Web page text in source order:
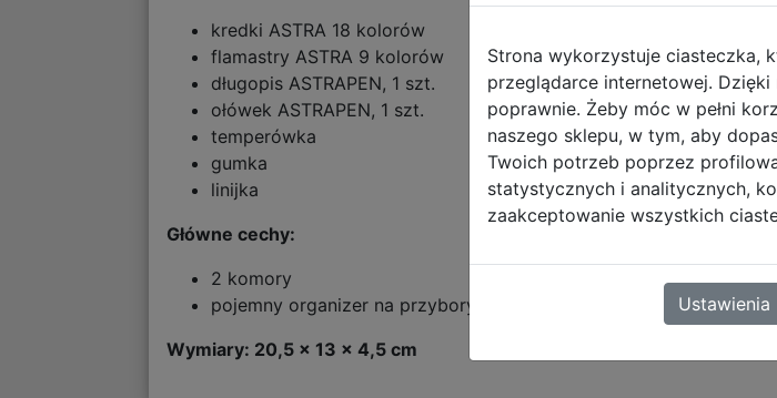
kredki ASTRA 18 kolorów
flamastry ASTRA 9 kolorów
długopis ASTRAPEN, 1 szt.
ołówek ASTRAPEN, 1 szt.
temperówka
gumka
linijka
Główne cechy:
2 komory
pojemny organizer na przybory
Wymiary: 20,5 x 13 x 4,5 cm
Strona wykorzystuje ciasteczka,
przeglądarce internetowej. Dzięki
poprawnie. Żeby móc w pełni
naszego sklepu, w tym, aby
Twoich potrzeb poprzez
statystycznych i analitycznych,
zaakceptowanie wszystkich
Ustawienia